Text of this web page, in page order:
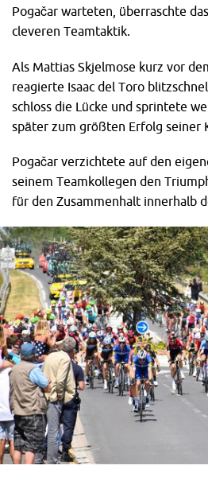
Pogačar warteten, überraschte
cleveren Teamtaktik.
Als Mattias Skjelmose kurz vor
reagierte Isaac del Toro
schloss die Lücke und sprintete
später zum größten Erfolg seiner
Pogačar verzichtete auf den
seinem Teamkollegen den
für den Zusammenhalt innerhalb